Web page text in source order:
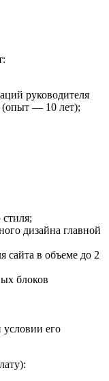
руководителя
(опыт — 10 лет);
дизайна главной
сайта в объеме до 2
блоков
условии его